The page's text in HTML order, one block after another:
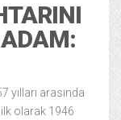
arasında
olarak 1946